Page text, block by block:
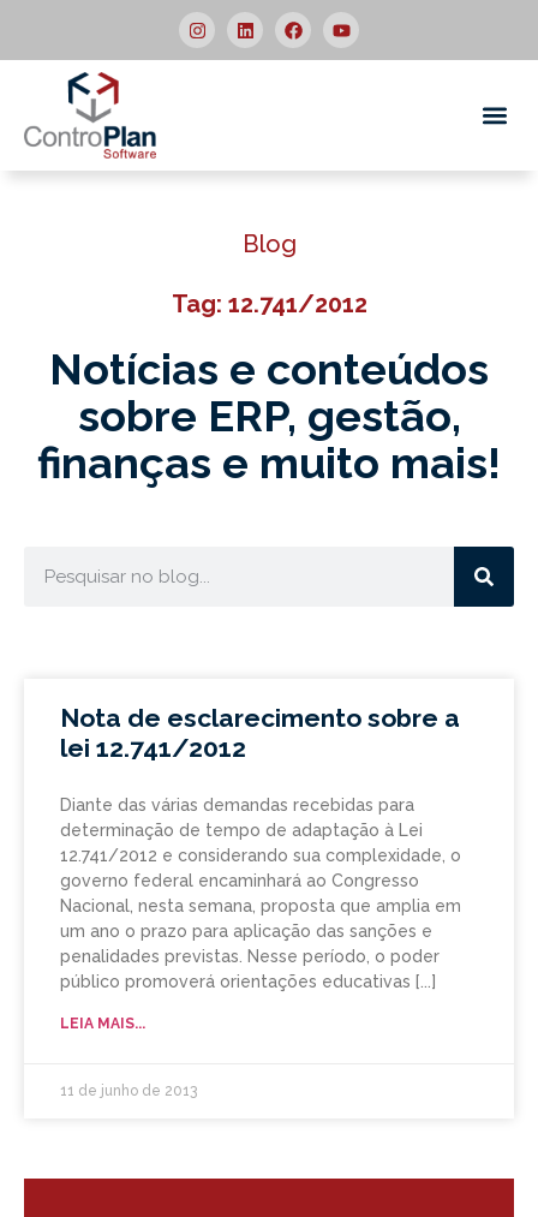
Blog
Tag: 12.741/2012
Notícias e conteúdos
sobre ERP, gestão,
finanças e muito mais!
Nota de esclarecimento sobre a
lei 12.741/2012
Diante das várias demandas recebidas para
determinação de tempo de adaptação à Lei
12.741/2012 e considerando sua complexidade, o
governo federal encaminhará ao Congresso
Nacional, nesta semana, proposta que amplia em
um ano o prazo para aplicação das sanções e
penalidades previstas. Nesse período, o poder
público promoverá orientações educativas
LEIA MAIS...
11 de junho de 2013